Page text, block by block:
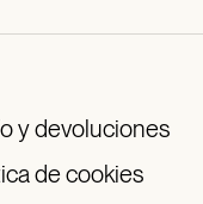
y devoluciones
de cookies